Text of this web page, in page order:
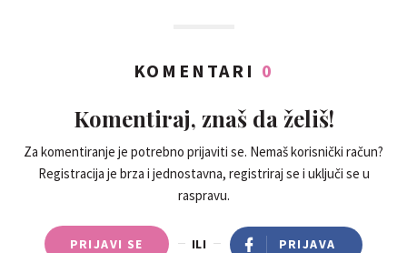
KOMENTARI 0
Komentiraj, znaš da želiš!
Za komentiranje je potrebno prijaviti se. Nemaš korisnički račun?
Registracija je brza i jednostavna, registriraj se i uključi se u
raspravu.
PRIJAVI SE ILI PRIJAVA